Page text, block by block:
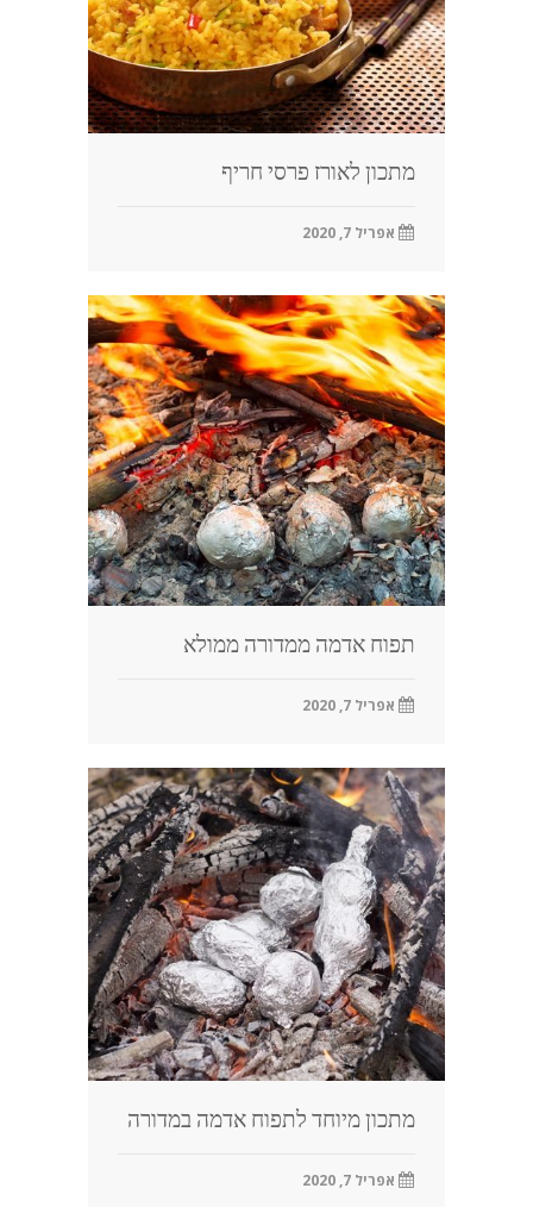
מתכון לאורז פרסי חריף
אפריל 7, 2020
תפוח אדמה ממדורה ממולא
אפריל 7, 2020
מתכון מיוחד לתפוח אדמה במדורה
אפריל 7, 2020